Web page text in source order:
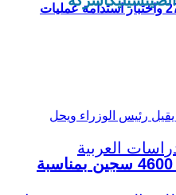
متلازمة مقديشو: القرار 2719 واختبار استدامة عمليات
الرئيس الإيفواري يعفو عن 4600 سجين بمناسبة